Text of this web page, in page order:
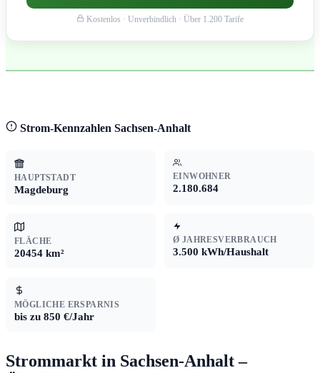
Kostenlos · Unverbindlich · Über 1.200 Tarife
Strom-Kennzahlen Sachsen-Anhalt
HAUPTSTADT
Magdeburg
EINWOHNER
2.180.684
FLÄCHE
20454 km²
Ø JAHRESVERBRAUCH
3.500 kWh/Haushalt
MÖGLICHE ERSPARNIS
bis zu 850 €/Jahr
Strommarkt in Sachsen-Anhalt –